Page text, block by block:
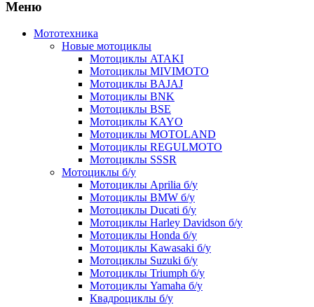
Меню
Мототехника
Новые мотоциклы
Мотоциклы ATAKI
Мотоциклы MIVIMOTO
Мотоциклы BAJAJ
Мотоциклы BNK
Мотоциклы BSE
Мотоциклы KAYO
Мотоциклы MOTOLAND
Мотоциклы REGULMOTO
Мотоциклы SSSR
Мотоциклы б/у
Мотоциклы Aprilia б/у
Мотоциклы BMW б/у
Мотоциклы Ducati б/у
Мотоциклы Harley Davidson б/у
Мотоциклы Honda б/у
Мотоциклы Kawasaki б/у
Мотоциклы Suzuki б/у
Мотоциклы Triumph б/у
Мотоциклы Yamaha б/у
Квадроциклы б/у